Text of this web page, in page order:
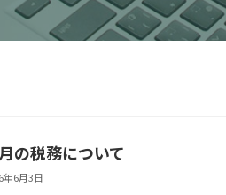
の税務について
年6月3日